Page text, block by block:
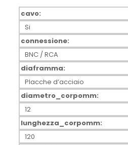
cavo:
Si
connessione:
BNC / RCA
diaframma:
Placche d’acciaio
diametro_corpomm:
12
lunghezza_corpomm:
120